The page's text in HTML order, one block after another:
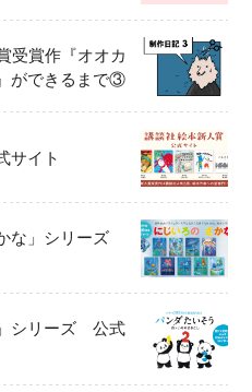
受賞作『オオカ
ができるまで③
サイト
な」シリーズ
シリーズ 公式